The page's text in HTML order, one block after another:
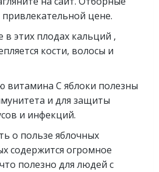
цене.
этих плодах кальций ,
кости, волосы и
витамина С яблоки полезны
и для защиты
и инфекций.
о пользе яблочных
содержится огромное
полезно для людей с